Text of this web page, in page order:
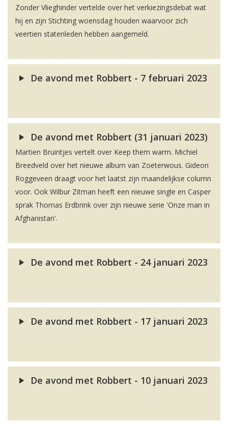
Zonder Vlieghinder vertelde over het verkiezingsdebat wat
hij en zijn Stichting woensdag houden waarvoor zich
veertien statenleden hebben aangemeld.
De avond met Robbert - 7 februari 2023
De avond met Robbert (31 januari 2023)
Martien Bruintjes vertelt over Keep them warm. Michiel
Breedveld over het nieuwe album van Zoeterwous. Gideon
Roggeveen draagt voor het laatst zijn maandelijkse column
voor. Ook Wilbur Zitman heeft een nieuwe single en Casper
sprak Thomas Erdbrink over zijn nieuwe serie 'Onze man in
Afghanistan'.
De avond met Robbert - 24 januari 2023
De avond met Robbert - 17 januari 2023
De avond met Robbert - 10 januari 2023